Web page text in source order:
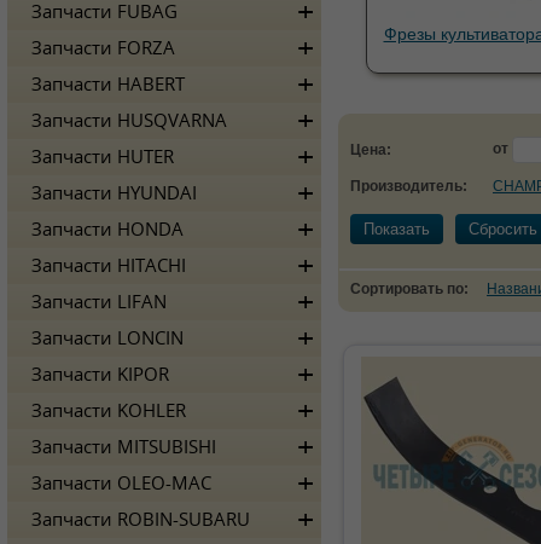
Фрезы
Цена: от
Производитель:
Показать
Сортировать по:
Запчасти FUBAG
Запчасти FORZA
Запчасти HABERT
Запчасти HUSQVARNA
Запчасти HUTER
Запчасти HYUNDAI
Запчасти HONDA
Запчасти HITACHI
Запчасти LIFAN
Запчасти LONCIN
Запчасти KIPOR
Запчасти KOHLER
Запчасти MITSUBISHI
Запчасти OLEO-MAC
Запчасти ROBIN-SUBARU